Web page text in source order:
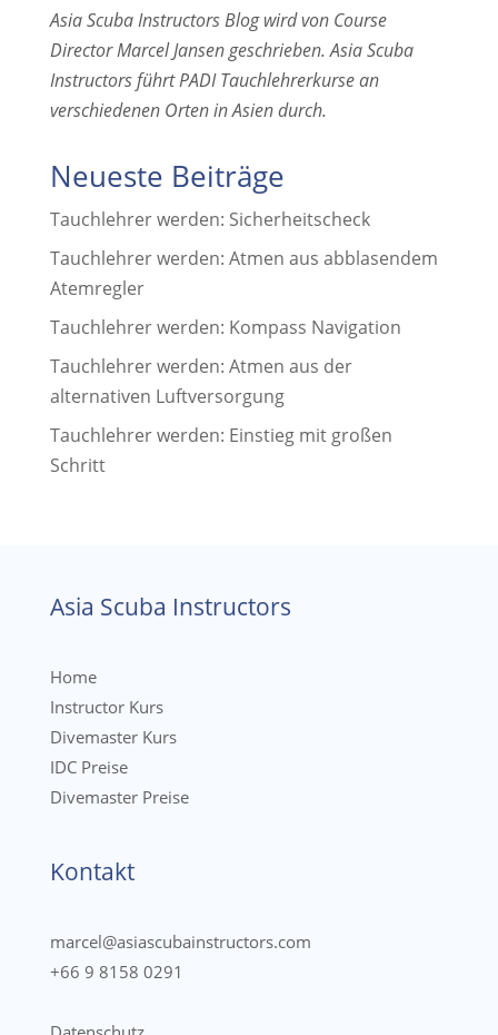
Asia Scuba Instructors Blog wird von Course
Director Marcel Jansen geschrieben. Asia Scuba
Instructors führt PADI Tauchlehrerkurse an
verschiedenen Orten in Asien durch.
Neueste Beiträge
Tauchlehrer werden: Sicherheitscheck
Tauchlehrer werden: Atmen aus abblasendem
Atemregler
Tauchlehrer werden: Kompass Navigation
Tauchlehrer werden: Atmen aus der
alternativen Luftversorgung
Tauchlehrer werden: Einstieg mit großen
Schritt
Asia Scuba Instructors
Home
Instructor Kurs
Divemaster Kurs
IDC Preise
Divemaster Preise
Kontakt
marcel@asiascubainstructors.com
+66 9 8158 0291